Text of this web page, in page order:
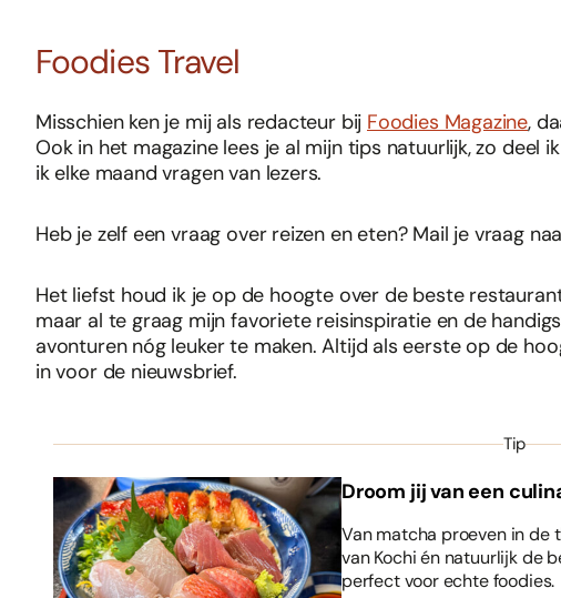
Foodies Travel
Misschien ken je mij als redacteur bij Foodies Magazine,
Ook in het magazine lees je al mijn tips natuurlijk, zo
ik elke maand vragen van lezers.
Heb je zelf een vraag over reizen en eten? Mail je vraag
Het liefst houd ik je op de hoogte over de beste
maar al te graag mijn favoriete reisinspiratie en de
avonturen nóg leuker te maken. Altijd als eerste op de
in voor de nieuwsbrief.
Tip
Droom jij van een
Van matcha proeven in de
van Kochi én natuurlijk de
perfect voor echte foodies.